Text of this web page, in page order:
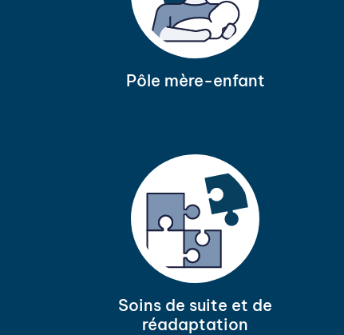
Pôle mère-enfant
Soins de suite et de
réadaptation